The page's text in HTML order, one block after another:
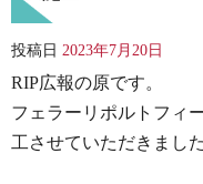
投稿日 2023年7月20日
RIP広報の原です。
フェラーリポルトフィ
工させていただきまし